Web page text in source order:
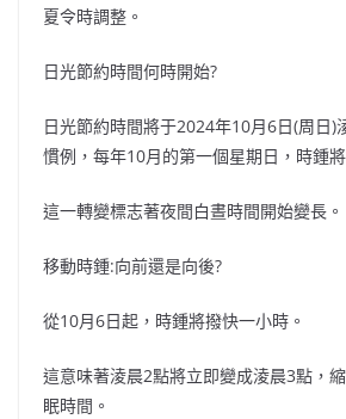
夏令時調整。
日光節約時間何時開始?
日光節約時間將于2024年10月6日(周日)
慣例，每年10月的第一個星期日，時鍾
這一轉變標志著夜間白晝時間開始變長。
移動時鍾:向前還是向後?
從10月6日起，時鍾將撥快一小時。
這意味著淩晨2點將立即變成淩晨3點，
眠時間。